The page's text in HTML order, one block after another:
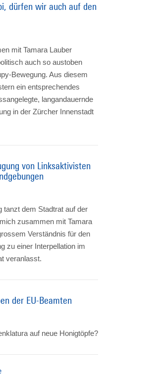
dürfen wir auch auf den
mit Tamara Lauber
auch so austoben
Bewegung. Aus diesem
ein entsprechendes
langandauernde
in der Zürcher Innenstadt
von Linksaktivisten
tanzt dem Stadtrat auf der
zusammen mit Tamara
Verständnis für den
zu einer Interpellation im
veranlasst.
der EU-Beamten
auf neue Honigtöpfe?